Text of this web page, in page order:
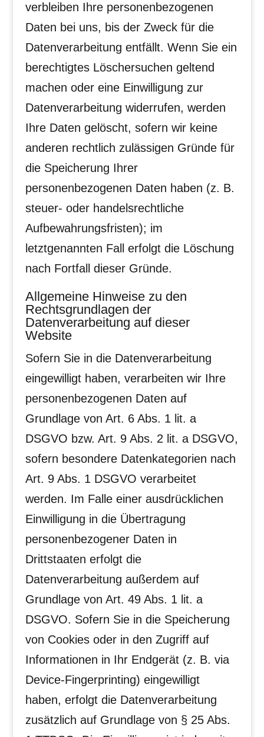
verbleiben Ihre personenbezogenen
Daten bei uns, bis der Zweck für die
Datenverarbeitung entfällt. Wenn Sie ein
berechtigtes Löschersuchen geltend
machen oder eine Einwilligung zur
Datenverarbeitung widerrufen, werden
Ihre Daten gelöscht, sofern wir keine
anderen rechtlich zulässigen Gründe für
die Speicherung Ihrer
personenbezogenen Daten haben (z. B.
steuer- oder handelsrechtliche
Aufbewahrungsfristen); im
letztgenannten Fall erfolgt die Löschung
nach Fortfall dieser Gründe.
Allgemeine Hinweise zu den
Rechtsgrundlagen der
Datenverarbeitung auf dieser
Website
Sofern Sie in die Datenverarbeitung
eingewilligt haben, verarbeiten wir Ihre
personenbezogenen Daten auf
Grundlage von Art. 6 Abs. 1 lit. a
DSGVO bzw. Art. 9 Abs. 2 lit. a DSGVO,
sofern besondere Datenkategorien nach
Art. 9 Abs. 1 DSGVO verarbeitet
werden. Im Falle einer ausdrücklichen
Einwilligung in die Übertragung
personenbezogener Daten in
Drittstaaten erfolgt die
Datenverarbeitung außerdem auf
Grundlage von Art. 49 Abs. 1 lit. a
DSGVO. Sofern Sie in die Speicherung
von Cookies oder in den Zugriff auf
Informationen in Ihr Endgerät (z. B. via
Device-Fingerprinting) eingewilligt
haben, erfolgt die Datenverarbeitung
zusätzlich auf Grundlage von § 25 Abs.